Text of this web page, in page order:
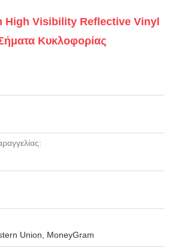
High Visibility Reflective Vinyl
Κυκλοφορίας
Union, MoneyGram